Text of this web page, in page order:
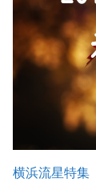
横浜流星特集